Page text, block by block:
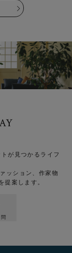
が見つかるライフ
ッション、作家物
案します。